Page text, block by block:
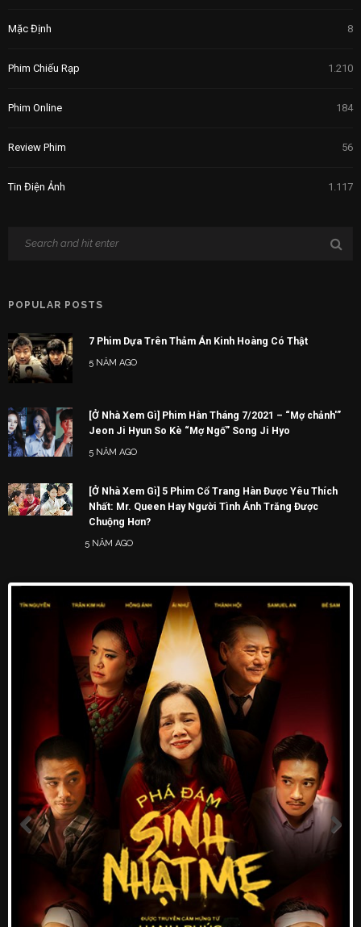
Mặc Định 8
Phim Chiếu Rạp 1.210
Phim Online 184
Review Phim 56
Tin Điện Ảnh 1.117
POPULAR POSTS
7 Phim Dựa Trên Thảm Án Kinh Hoàng Có Thật
5 NĂM AGO
[Ở Nhà Xem Gì] Phim Hàn Tháng 7/2021 – “Mợ chảnh'”
Jeon Ji Hyun So Kè “Mợ Ngố” Song Ji Hyo
5 NĂM AGO
[Ở Nhà Xem Gì] 5 Phim Cổ Trang Hàn Được Yêu Thích
Nhất: Mr. Queen Hay Người Tình Ánh Trăng Được
Chuộng Hơn?
5 NĂM AGO